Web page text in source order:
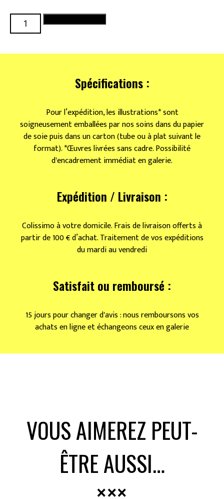
quantité
de
mini
Spécifications :
Pour l’expédition, les illustrations* sont
soigneusement emballées par nos soins dans du papier
de soie puis dans un carton (tube ou à plat suivant le
format). *Œuvres livrées sans cadre. Possibilité
d'encadrement immédiat en galerie.
Expédition / Livraison :
Colissimo à votre domicile. Frais de livraison offerts à
partir de 100 € d’achat. Traitement de vos expéditions
du mardi au vendredi
Satisfait ou remboursé :
15 jours pour changer d'avis : nous remboursons vos
achats en ligne et échangeons ceux en galerie
VOUS AIMEREZ PEUT-
ÊTRE AUSSI…